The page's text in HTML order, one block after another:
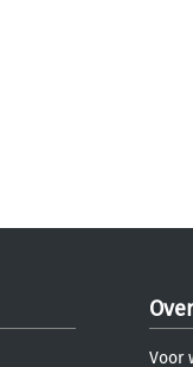
Voor